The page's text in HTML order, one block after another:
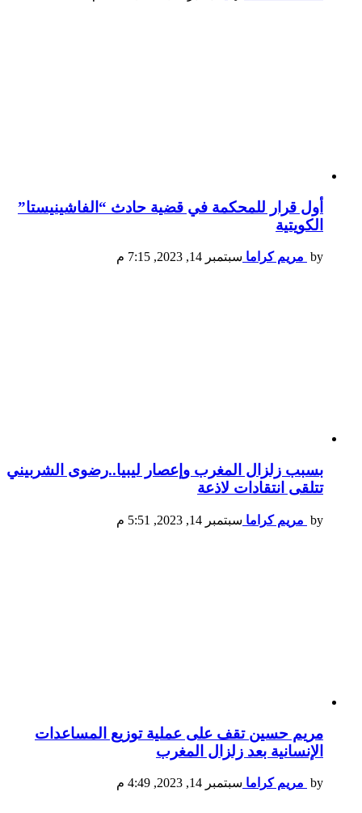
أول قرار للمحكمة في قضية حادث “الفاشينيستا”
الكويتية
by مريم كراما سبتمبر 14, 2023, 7:15 م
بسبب زلزال المغرب وإعصار ليبيا..رضوى الشربيني
تتلقى انتقادات لاذعة
by مريم كراما سبتمبر 14, 2023, 5:51 م
مريم حسين تقف على عملية توزيع المساعدات
الإنسانية بعد زلزال المغرب
by مريم كراما سبتمبر 14, 2023, 4:49 م